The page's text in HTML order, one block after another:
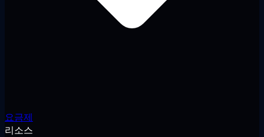
요금제
리소스